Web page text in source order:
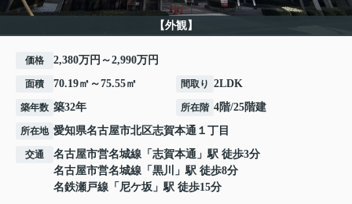
【外観】
価格 2,380万円～2,990万円
面積 70.19㎡～75.55㎡ 間取り 2LDK
築年数 築32年 所在階 4階/25階建
所在地 愛知県名古屋市北区志賀本通 １丁目
交通 名古屋市営名城線 「 志賀本通 」駅 徒歩3分
名古屋市営名城線 「 黒川
」駅 徒歩8分
名鉄瀬戸線 「 尼ケ坂 」駅 徒歩15分